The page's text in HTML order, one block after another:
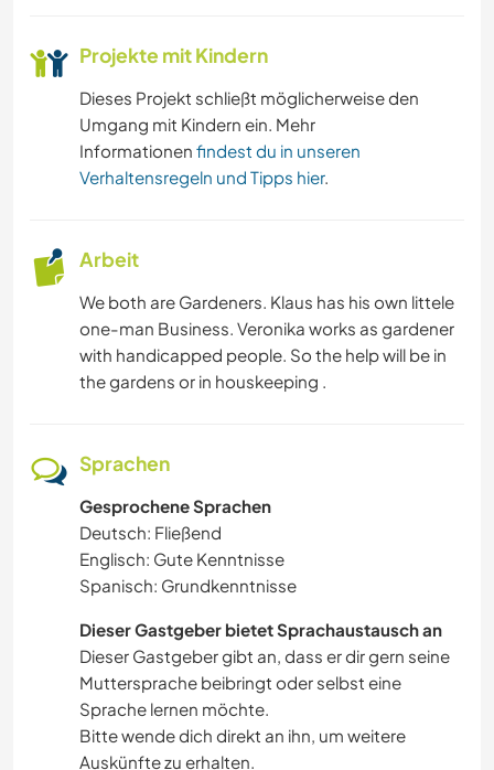
Projekte mit Kindern
Dieses Projekt schließt möglicherweise den
Umgang mit Kindern ein. Mehr
Informationen findest du in unseren
Verhaltensregeln und Tipps hier.
Arbeit
We both are Gardeners. Klaus has his own littele
one-man Business. Veronika works as gardener
with handicapped people. So the help will be in
the gardens or in houskeeping .
Sprachen
Gesprochene Sprachen
Deutsch: Fließend
Englisch: Gute Kenntnisse
Spanisch: Grundkenntnisse
Dieser Gastgeber bietet Sprachaustausch an
Dieser Gastgeber gibt an, dass er dir gern seine
Muttersprache beibringt oder selbst eine
Sprache lernen möchte.
Bitte wende dich direkt an ihn, um weitere
Auskünfte zu erhalten.